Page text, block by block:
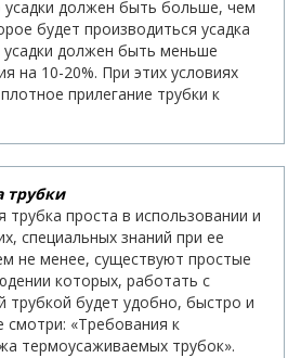
усадки должен быть больше, чем
будет производиться усадка
усадки должен быть меньше
на 10-20%. При этих условиях
прилегание трубки к
трубки
проста в использовании и
специальных знаний при ее
не менее, существуют простые
которых, работать с
трубкой будет удобно, быстро и
смотри: «Требования к
термоусаживаемых трубок».